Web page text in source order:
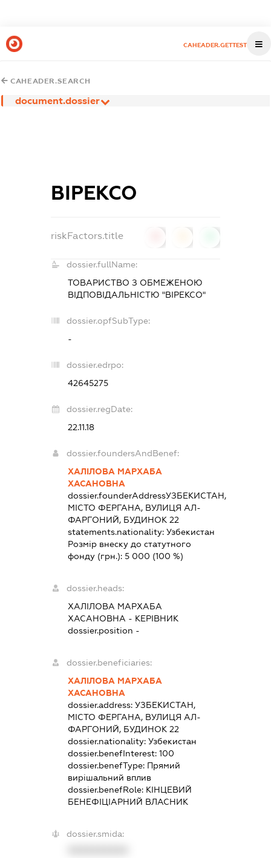
CAHEADER.GETTEST
CAHEADER.SEARCH
document.dossier
ВІРЕКСО
riskFactors.title
dossier.fullName:
ТОВАРИСТВО З ОБМЕЖЕНОЮ
ВІДПОВІДАЛЬНІСТЮ "ВІРЕКСО"
dossier.opfSubType:
-
dossier.edrpo:
42645275
dossier.regDate:
22.11.18
dossier.foundersAndBenef:
ХАЛІЛОВА МАРХАБА
ХАСАНОВНА
dossier.founderAddressУЗБЕКИСТАН,
МІСТО ФЕРГАНА, ВУЛИЦЯ АЛ-
ФАРГОНИЙ, БУДИНОК 22
statements.nationality: Узбекистан
Розмір внеску до статутного
фонду (грн.): 5 000 (100 %)
dossier.heads:
ХАЛІЛОВА МАРХАБА
ХАСАНОВНА - КЕРІВНИК
dossier.position -
dossier.beneficiaries:
ХАЛІЛОВА МАРХАБА
ХАСАНОВНА
dossier.address: УЗБЕКИСТАН,
МІСТО ФЕРГАНА, ВУЛИЦЯ АЛ-
ФАРГОНИЙ, БУДИНОК 22
dossier.nationality: Узбекистан
dossier.benefInterest: 100
dossier.benefType: Прямий
вирішальний вплив
dossier.benefRole: КІНЦЕВИЙ
БЕНЕФІЦІАРНИЙ ВЛАСНИК
dossier.smida: